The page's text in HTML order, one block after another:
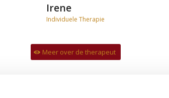
Irene
Individuele Therapie
Meer over de therapeut